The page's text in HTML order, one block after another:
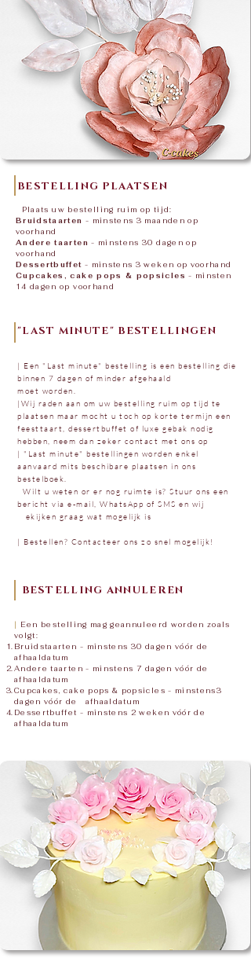
BESTELLING PLAATSEN
Plaats uw bestelling ruim op tijd:
Bruidstaarten - minstens 3 maanden op
voorhand
Andere taarten - minstens 30 dagen op
voorhand
Dessertbuffet - minstens 3 weken op voorhand
Cupcakes, cake pops & popsicles - minsten
14 dagen op voorhand
"LAST MINUTE" BESTELLINGEN
| Een "Last minute" bestelling is een bestelling die
binnen 7 dagen of minder afgehaald
moet worden.
|Wij raden aan om uw bestelling ruim op tijd te
plaatsen maar mocht u toch op korte termijn een
feesttaart, dessertbuffet of luxe gebak nodig
hebben, neem dan zeker contact met ons op
| "Last minute" bestellingen worden enkel
aanvaard mits beschibare plaatsen in ons
bestelboek.
Wilt u weten or er nog ruimte is? Stuur ons een
bericht via e-mail, WhatsApp of SMS en wij
ekijken graag wat mogelijk is
| Bestellen? Contacteer ons zo snel mogelijk!
BESTELLING ANNULEREN
| Een bestelling mag geannuleerd worden zoals
volgt:
Bruidstaarten - minstens 30 dagen vóór de
afhaaldatum
Andere taarten - minstens 7 dagen vóór de
afhaaldatum
Cupcakes, cake pops & popsicles - minstens3
dagen vóór de afhaaldatum
Dessertbuffet - minstens 2 weken vóór de
afhaaldatum